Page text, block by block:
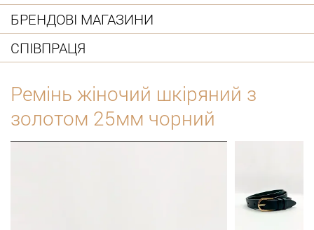
БРЕНДОВІ МАГАЗИНИ
СПІВПРАЦЯ
Ремінь жіночий шкіряний з
золотом 25мм чорний